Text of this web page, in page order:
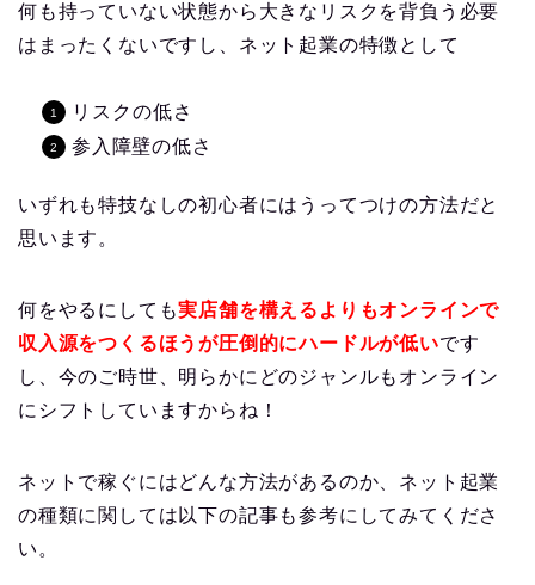
何も持っていない状態から大きなリスクを背負う必要
はまったくないですし、ネット起業の特徴として
リスクの低さ
参入障壁の低さ
いずれも特技なしの初心者にはうってつけの方法だと
思います。
何をやるにしても実店舗を構えるよりもオンラインで
収入源をつくるほうが圧倒的にハードルが低いです
し、今のご時世、明らかにどのジャンルもオンライン
にシフトしていますからね！
ネットで稼ぐにはどんな方法があるのか、ネット起業
の種類に関しては以下の記事も参考にしてみてくださ
い。